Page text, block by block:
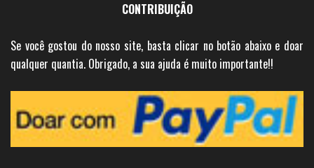
CONTRIBUIÇÃO
Se você gostou do nosso site, basta clicar no botão abaixo e doar
qualquer quantia. Obrigado, a sua ajuda é muito importante!!